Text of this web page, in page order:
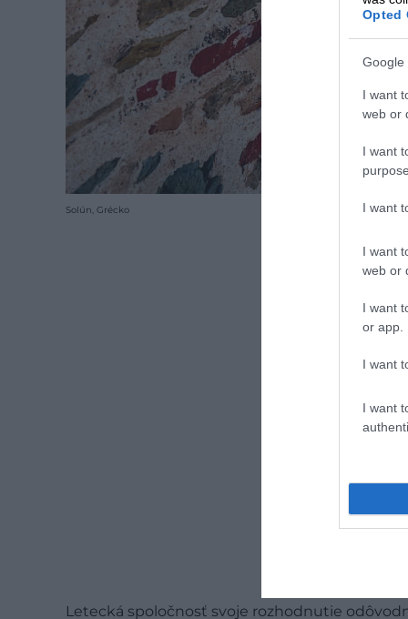
Opted
Google
I want
web or
I want
I want
I want
web or
I want
or app.
I want
I want
Solún, Grécko
Letecká spoločnosť svoje rozhodnutie